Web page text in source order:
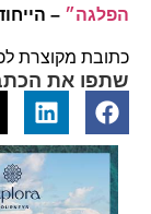
הפלגה״ –
כתובת מקוצרת
שתפו את